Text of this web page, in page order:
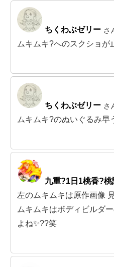
ちくわぶゼリー さ
ムキムキ?へのスクショが
ちくわぶゼリー さ
ムキムキ?のぬいぐるみ早
九重?1日1桃香?
左のムキムキは原作画像
ムキムキはボディビルダ
よね✨??笑